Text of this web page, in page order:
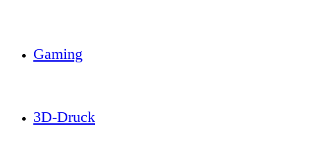
Gaming
3D-Druck